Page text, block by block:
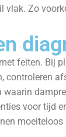
vlak. Zo
feiten. Bij
controleren
voor tijd
moeiteloos